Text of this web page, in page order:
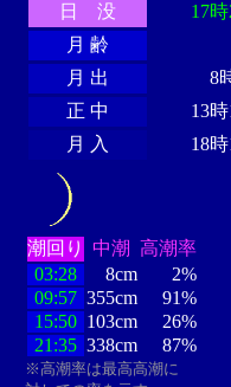
日 没
17
月 齢
月 出
8
正 中
13
月 入
18
潮回り 中潮 高潮率
03:28
8cm
2%
09:57 355cm
91%
15:50 103cm
26%
21:35 338cm 87%
※高潮率は最高高潮に